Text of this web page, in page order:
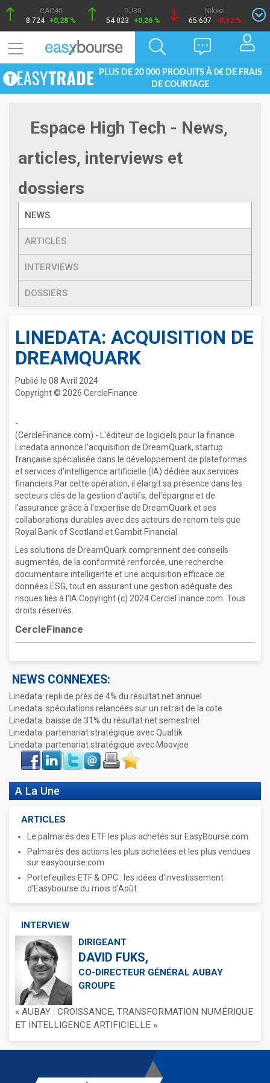
CAC40
8 724 +0,28 %
DJ30
54 023
+0,26 %
Nikkei
65 607
-0,12 %
PLUS DE 20 000 PRODUITS À 0€ DE FRAIS
DE COURTAGE
Espace High Tech - News,
articles, interviews et
dossiers
NEWS
ARTICLES
INTERVIEWS
DOSSIERS
LINEDATA: ACQUISITION DE
DREAMQUARK
Publié le 08 Avril 2024
Copyright © 2026 CercleFinance
-
(CercleFinance.com) - L'éditeur de logiciels pour la finance
Linedata annonce l'acquisition de DreamQuark, startup
française spécialisée dans le développement de plateformes
et services d'intelligence artificielle (IA) dédiée aux services
financiers.Par cette opération, il élargit sa présence dans les
secteurs clés de la gestion d'actifs, del'épargne et de
l'assurance grâce à l'expertise de DreamQuark et ses
collaborations durables avec des acteurs de renom tels que
Royal Bank of Scotland et Gambit Financial.
Les solutions de DreamQuark comprennent des conseils
augmentés, de la conformité renforcée, une recherche
documentaire intelligente et une acquisition efficace de
données ESG, tout en assurant une gestion adéquate des
risques liés à l'IA.Copyright (c) 2024 CercleFinance.com. Tous
droits réservés.
CercleFinance
NEWS CONNEXES:
Linedata: repli de près de 4% du résultat net annuel
Linedata: spéculations relancées sur un retrait de la cote
Linedata: baisse de 31% du résultat net semestriel
Linedata: partenariat stratégique avec Qualtik
Linedata: partenariat stratégique avec Moovjee
Face
book
LinkIn Twitter Envoyer ImprimerFavoris
A La Une
ARTICLES
Le palmarès des ETF les plus achetés sur EasyBourse.com
Palmarès des actions les plus achetées et les plus vendues
sur easybourse.com
Portefeuilles ETF & OPC : les idées d'investissement
d'Easybourse du mois d'Août
INTERVIEW
DIRIGEANT
DAVID FUKS,
CO-DIRECTEUR GÉNÉRAL AUBAY
GROUPE
« AUBAY : CROISSANCE, TRANSFORMATION NUMÉRIQUE
ET INTELLIGENCE ARTIFICIELLE »